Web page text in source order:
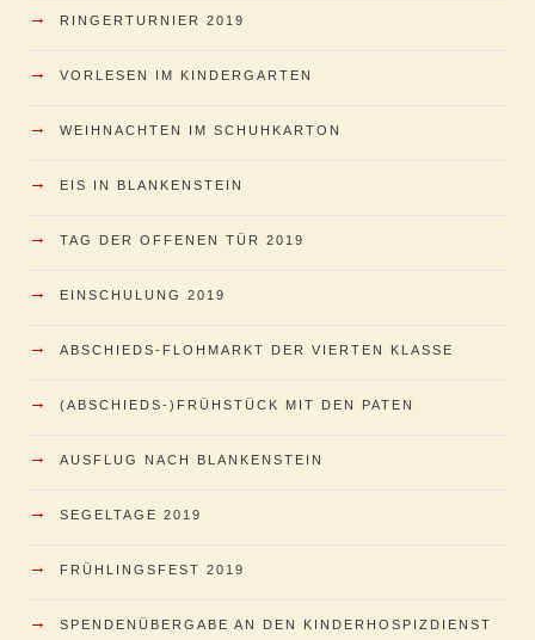
→ RINGERTURNIER 2019
→ VORLESEN IM KINDERGARTEN
→ WEIHNACHTEN IM SCHUHKARTON
→ EIS IN BLANKENSTEIN
→ TAG DER OFFENEN TÜR 2019
→ EINSCHULUNG 2019
→ ABSCHIEDS-FLOHMARKT DER VIERTEN KLASSE
→ (ABSCHIEDS-)FRÜHSTÜCK MIT DEN PATEN
→ AUSFLUG NACH BLANKENSTEIN
→ SEGELTAGE 2019
→ FRÜHLINGSFEST 2019
→ SPENDENÜBERGABE AN DEN KINDERHOSPIZDIENST